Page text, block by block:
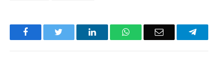
Facebook LinkedInWhatsAppEmail